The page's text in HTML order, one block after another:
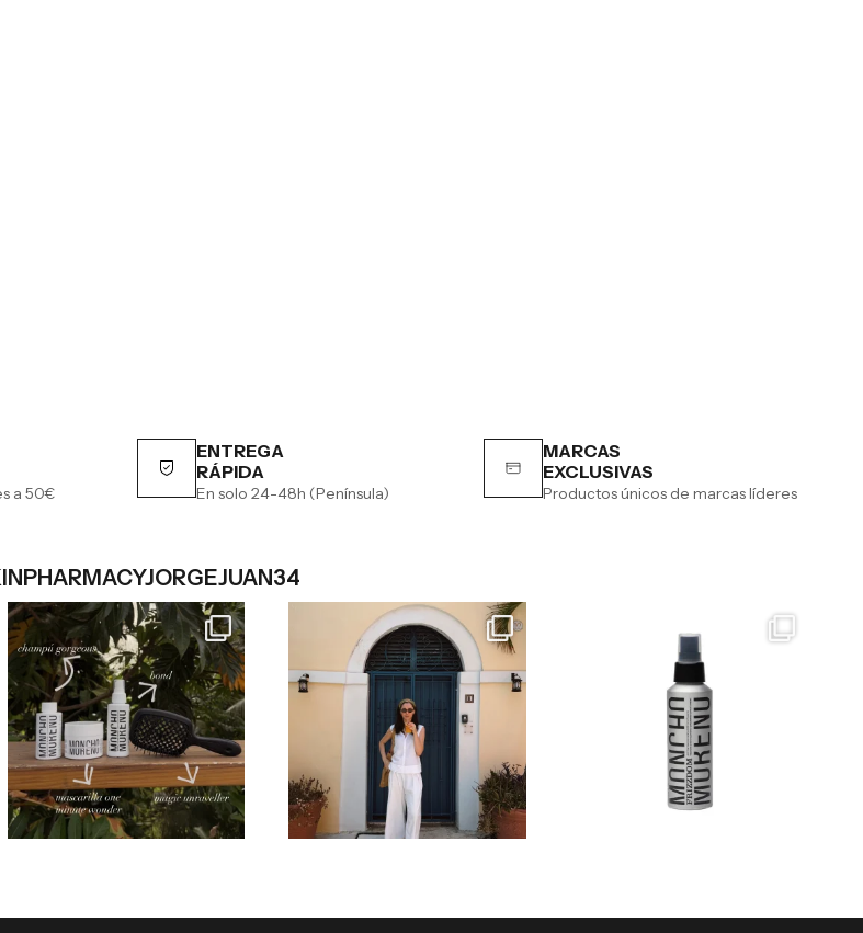
a 50€
ENTREGA
RÁPIDA
En solo 24-48h (Península)
MARCAS
EXCLUSIVAS
Productos únicos de marcas líderes